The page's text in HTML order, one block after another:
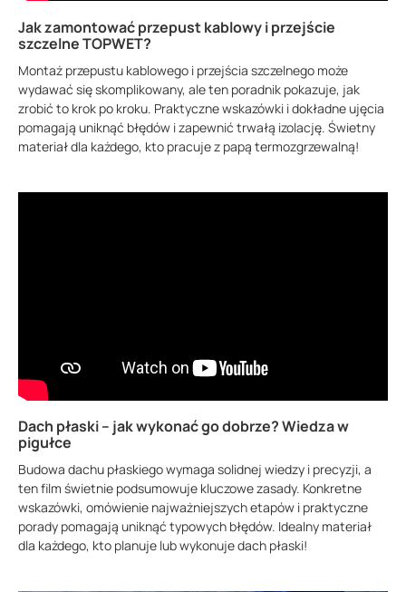
Jak zamontować przepust kablowy i przejście
szczelne TOPWET?
Montaż przepustu kablowego i przejścia szczelnego może
wydawać się skomplikowany, ale ten poradnik pokazuje, jak
zrobić to krok po kroku. Praktyczne wskazówki i dokładne ujęcia
pomagają uniknąć błędów i zapewnić trwałą izolację. Świetny
materiał dla każdego, kto pracuje z papą termozgrzewalną!
Dach płaski – jak wykonać go dobrze? Wiedza w
pigułce
Budowa dachu płaskiego wymaga solidnej wiedzy i precyzji, a
ten film świetnie podsumowuje kluczowe zasady. Konkretne
wskazówki, omówienie najważniejszych etapów i praktyczne
porady pomagają uniknąć typowych błędów. Idealny materiał
dla każdego, kto planuje lub wykonuje dach płaski!